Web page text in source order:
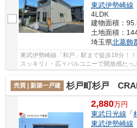
東武伊勢崎線
4LDK
建物面積：
土地面積：
埼玉県北葛飾
東武伊勢崎線「和戸」駅まで徒歩18分！！ ・全居室収納可能で、住環境
スッキリ♪ ・広々バルコニーで開放感たっ
します！ 「今から見たい」大歓迎です。
売買 | 新築一戸建
杉戸町杉戸 CRADLE GARDEN
2,880万円
東武日光線 「
東武伊勢崎線